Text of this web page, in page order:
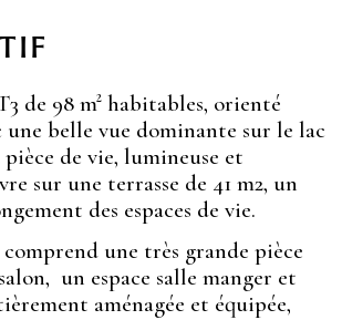
de 98 m² habitables, orienté
une belle vue dominante sur le lac
de vie, lumineuse et
sur une terrasse de 41 m2, un
des espaces de vie.
une très grande pièce
un espace salle manger et
aménagée et équipée,